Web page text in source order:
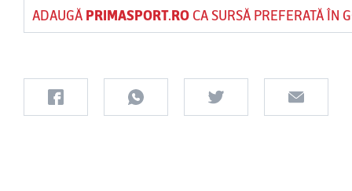
ADAUGĂ PRIMASPORT.ROCA SURSĂ PREFERATĂ ÎN